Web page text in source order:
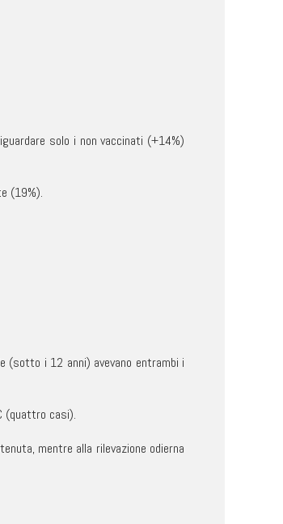
solo i non vaccinati (+14%)
(19%).
(sotto i 12 anni) avevano entrambi i
(quattro casi).
mentre alla rilevazione odierna